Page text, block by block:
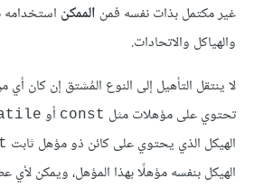
غير مكتمل بذات نفسه فمن الممكن استخدامه
والهياكل والاتحادات.
لا ينتقل التأهيل إلى النوع المُشتق إن كان أي
تحتوي على مؤهلات مثل const أو
الهيكل الذي يحتوي على كائن ذو مؤهل ثابت
الهيكل بنفسه مؤهلًا بهذا المؤهل، ويمكن